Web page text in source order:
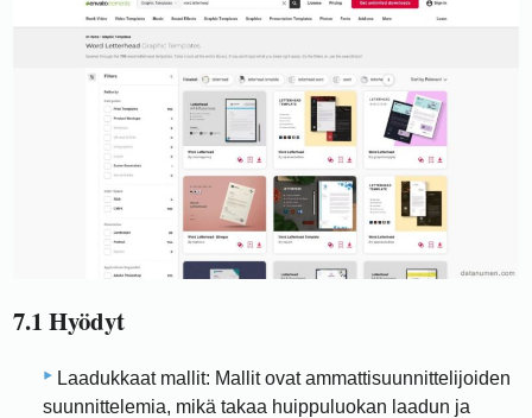
7.1 Hyödyt
Laadukkaat mallit: Mallit ovat ammattisuunnittelijoiden
suunnittelemia, mikä takaa huippuluokan laadun ja